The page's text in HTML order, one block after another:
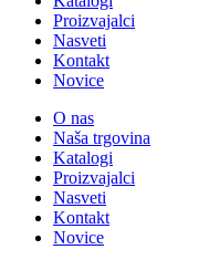
Proizvajalci
Nasveti
Kontakt
Novice
O nas
Naša trgovina
Katalogi
Proizvajalci
Nasveti
Kontakt
Novice